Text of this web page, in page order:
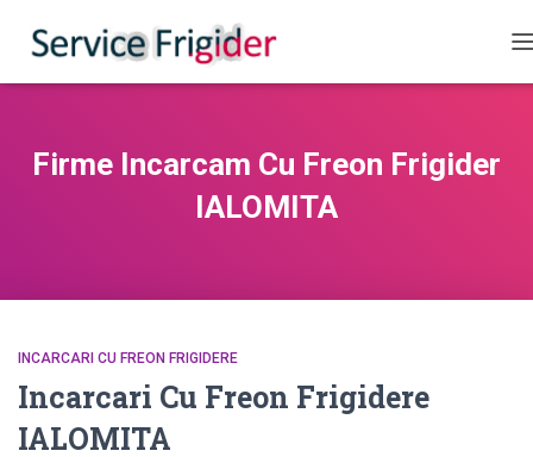
Firme Incarcam Cu Freon Frigider
IALOMITA
INCARCARI CU FREON FRIGIDERE
Incarcari Cu Freon Frigidere
IALOMITA